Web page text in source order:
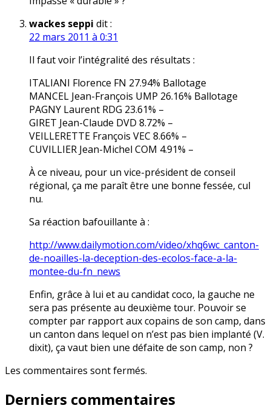
wackes seppi dit :
22 mars 2011 à 0:31
Il faut voir l’intégralité des résultats :
ITALIANI Florence FN 27.94% Ballotage
MANCEL Jean-François UMP 26.16% Ballotage
PAGNY Laurent RDG 23.61% –
GIRET Jean-Claude DVD 8.72% –
VEILLERETTE François VEC 8.66% –
CUVILLIER Jean-Michel COM 4.91% –
À ce niveau, pour un vice-président de conseil
régional, ça me paraît être une bonne fessée, cul
nu.
Sa réaction bafouillante à :
http://www.dailymotion.com/video/xhq6wc_canton-
de-noailles-la-deception-des-ecolos-face-a-la-
montee-du-fn_news
Enfin, grâce à lui et au candidat coco, la gauche ne
sera pas présente au deuxième tour. Pouvoir se
compter par rapport aux copains de son camp, dans
un canton dans lequel on n’est pas bien implanté (V.
dixit), ça vaut bien une défaite de son camp, non ?
Les commentaires sont fermés.
Derniers commentaires